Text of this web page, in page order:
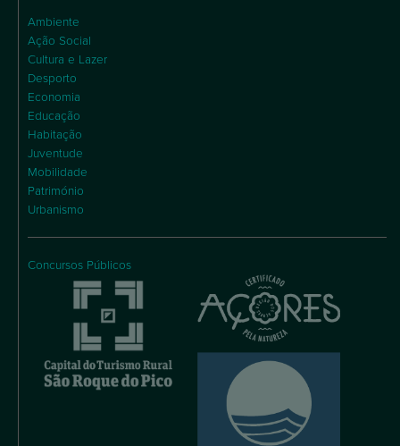
Ambiente
Ação Social
Cultura e Lazer
Desporto
Economia
Educação
Habitação
Juventude
Mobilidade
Património
Urbanismo
Concursos Públicos